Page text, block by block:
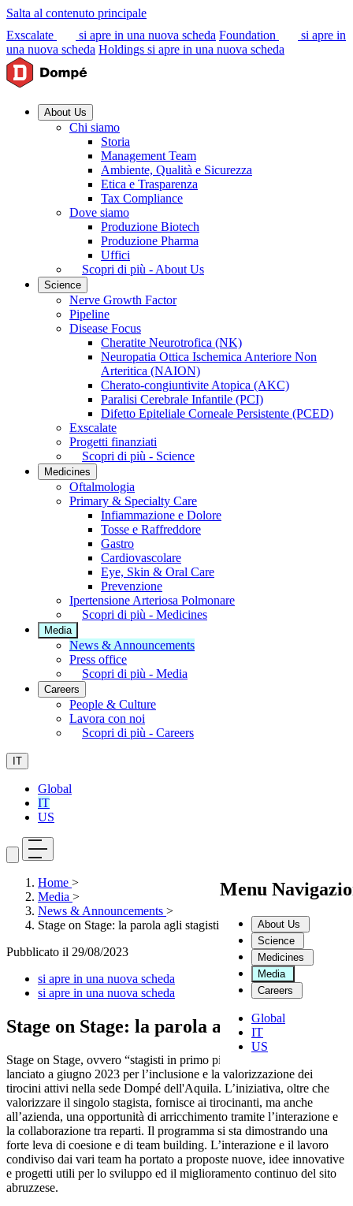
Salta al contenuto principale
Exscalate
si apre in una nuova scheda Foundation
si apre in
una nuova scheda Holdings si apre in una nuova scheda
About Us
Chi siamo
Storia
Management Team
Ambiente, Qualità e Sicurezza
Etica e Trasparenza
Tax Compliance
Dove siamo
Produzione Biotech
Produzione Pharma
Uffici
Scopri di più - About Us
Science
Nerve Growth Factor
Pipeline
Disease Focus
Cheratite Neurotrofica (NK)
Neuropatia Ottica Ischemica Anteriore Non
Arteritica (NAION)
Cherato-congiuntivite Atopica (AKC)
Paralisi Cerebrale Infantile (PCI)
Difetto Epiteliale Corneale Persistente (PCED)
Exscalate
Progetti finanziati
Scopri di più - Science
Medicines
Oftalmologia
Primary & Specialty Care
Infiammazione e Dolore
Tosse e Raffreddore
Gastro
Cardiovascolare
Eye, Skin & Oral Care
Prevenzione
Ipertensione Arteriosa Polmonare
Scopri di più - Medicines
Media
News & Announcements
Press office
Scopri di più - Media
Careers
People & Culture
Lavora con noi
Scopri di più - Careers
IT
Global
IT
US
Menu
About Us
Science
Medicines
Media
Careers
Global
IT
US
Home >
Media >
News & Announcements >
Stage on Stage: la parola agli stagisti
Pubblicato il 29/08/2023
si apre in una nuova scheda
si apre in una nuova scheda
Stage on Stage: la parola agli stagisti
Stage on Stage, ovvero “stagisti in primo piano”, è un progetto
lanciato a giugno 2023 per l’inclusione e la valorizzazione dei
tirocini attivi nella sede Dompé dell'Aquila. L’iniziativa, oltre che
valorizzare il singolo stagista, fornisce ai tirocinanti, ma anche
all’azienda, una opportunità di arricchimento tramite l’interazione e
la collaborazione tra reparti. Il programma si sta dimostrando una
forte leva di coesione e di team building. L’interazione e il lavoro
condiviso dai vari team ha portato a proposte nuove, idee innovative
e progetti utili per lo sviluppo ed il miglioramento continuo del sito
abruzzese.